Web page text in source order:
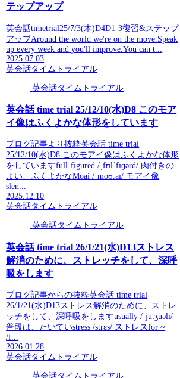
テップアップ
英会話timetrial25/7/3(木)D4D1-3復習&ステップ
アップAround the world we're on the move.Speak
up every week and you'll improve.You can t...
2025.07.03
英会話タイムトライアル
英会話タイムトライアル
英会話 time trial 25/12/10(水)D8 このモア
イ像はふくよかな体形をしています
ブログ記事より抜粋英会話 time trial
25/12/10(水)D8 このモアイ像はふくよかな体形
をしていますfull-figured /ˌfʊlˈfɪɡərd/ 肉付きの
よい、ふくよかなMoai /ˈmoʊ.aɪ/ モアイ像
slen...
2025.12.10
英会話タイムトライアル
英会話タイムトライアル
英会話 time trial 26/1/21(水)D13ストレス
解消のために、ストレッチをして、深呼
吸をします
ブログ記事からの抜粋英会話 time trial
26/1/21(水)D13ストレス解消のために、ストレ
ッチをして、深呼吸をしますusually /ˈjuːʒuəli/
普段は、たいていstress /strɛs/ ストレスfor ~
/f...
2026.01.28
英会話タイムトライアル
英会話タイムトライアル